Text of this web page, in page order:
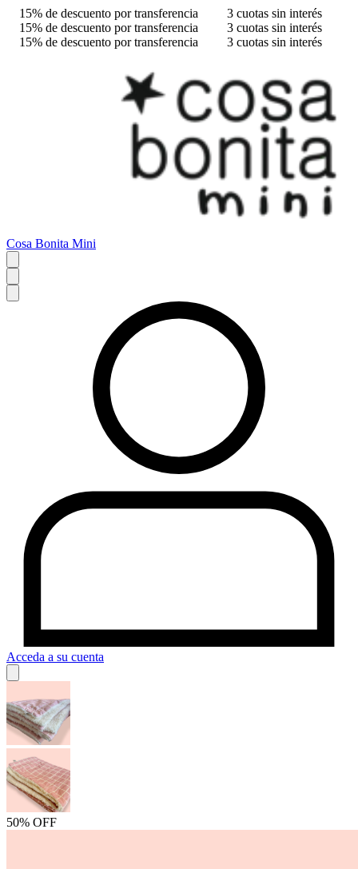
15% de descuento por transferencia
3 cuotas sin interés
15% de descuento por transferencia
3 cuotas sin interés
15% de descuento por transferencia
3 cuotas sin interés
Cosa Bonita Mini
Acceda a su cuenta
50% OFF